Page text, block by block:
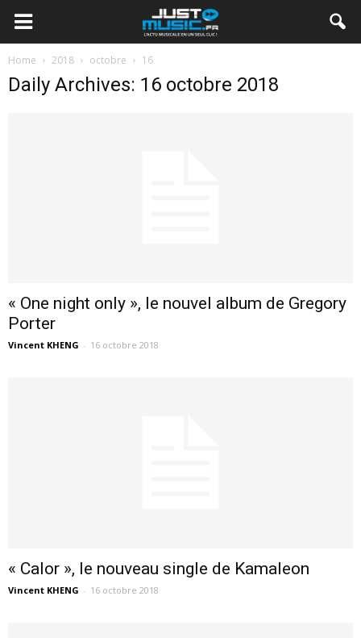
Home 2018 octobre 16
Daily Archives: 16 octobre 2018
« One night only », le nouvel album de Gregory
Porter
Vincent KHENG - 16 octobre 2018
« Calor », le nouveau single de Kamaleon
Vincent KHENG - 16 octobre 2018